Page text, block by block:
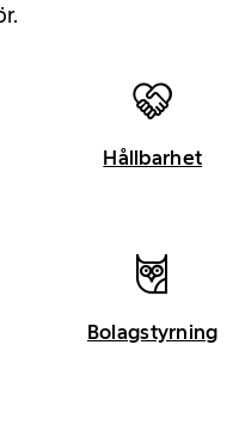
Hållbarhet
Bolagstyrning